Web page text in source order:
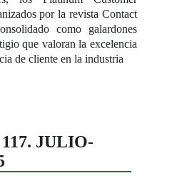
por la revista Contact
como galardones
que valoran la excelencia
de cliente en la industria
JULIO-